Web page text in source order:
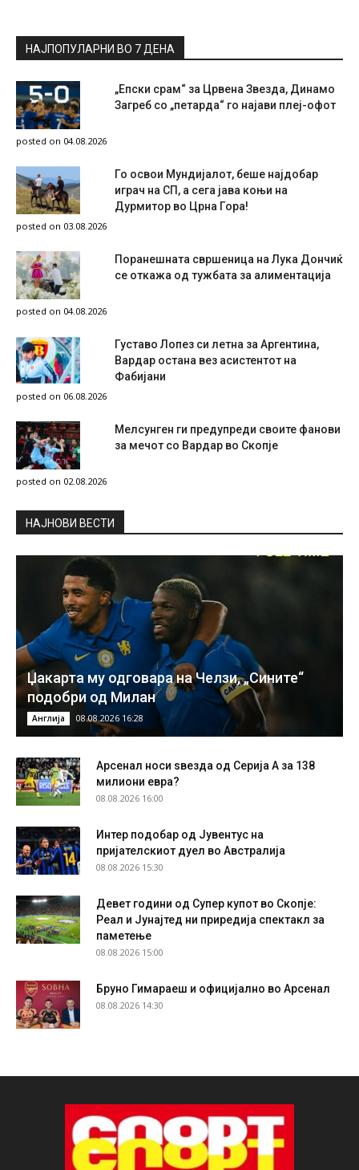
НАЈПОПУЛАРНИ ВО 7 ДЕНА
„Епски срам“ за Црвена Звезда, Динамо
Загреб со „петарда“ го најави плеј-офот
posted on 04.08.2026
Го освои Мундијалот, беше најдобар
играч на СП, а сега јава коњи на
Дурмитор во Црна Гора!
posted on 03.08.2026
Поранешната свршеница на Лука Дончиќ
се откажа од тужбата за алиментација
posted on 04.08.2026
Густаво Лопез си летна за Аргентина,
Вардар остана вез асистентот на
Фабијани
posted on 06.08.2026
Мелсунген ги предупреди своите фанови
за мечот со Вардар во Скопје
posted on 02.08.2026
НAЈНОВИ ВЕСТИ
Џакарта му одговара на Челзи, „Сините“
подобри од Милан
Англија 08.08.2026 16:28
Арсенал носи ѕвезда од Серија А за 138
милиони евра?
08.08.2026 16:00
Интер подобар од Јувентус на
пријателскиот дуел во Австралија
08.08.2026 15:30
Девет години од Супер купот во Скопје:
Реал и Јунајтед ни приредија спектакл за
паметење
08.08.2026 15:00
Бруно Гимараеш и официјално во Арсенал
08.08.2026 14:30